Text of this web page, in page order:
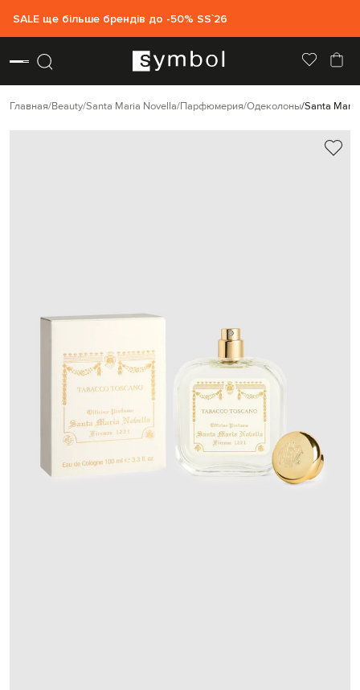
SALE ще більше брендів до -50% SS`26
Главная Beauty Santa Maria Novella Парфюмерия Одеколоны Santa